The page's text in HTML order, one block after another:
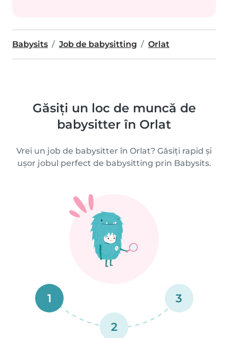
Babysits Job de babysitting Orlat
Găsiți un loc de muncă de
babysitter în Orlat
Vrei un job de babysitter în Orlat? Găsiți rapid și
ușor jobul perfect de babysitting prin Babysits.
1
2
3